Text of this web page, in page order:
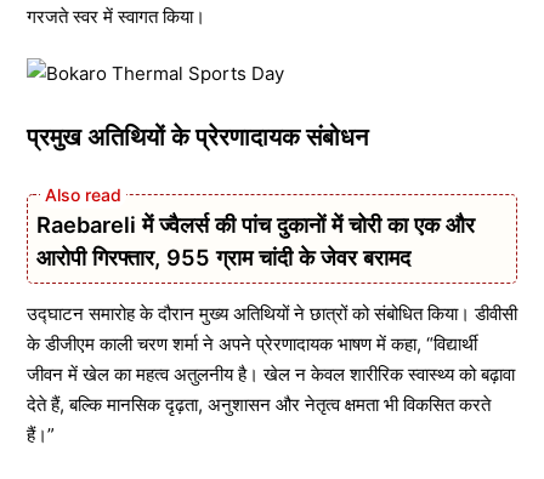
गरजते स्वर में स्वागत किया।
प्रमुख अतिथियों के प्रेरणादायक संबोधन
Raebareli में ज्वैलर्स की पांच दुकानों में चोरी का एक और
आरोपी गिरफ्तार, 955 ग्राम चांदी के जेवर बरामद
उद्घाटन समारोह के दौरान मुख्य अतिथियों ने छात्रों को संबोधित किया। डीवीसी
के डीजीएम काली चरण शर्मा ने अपने प्रेरणादायक भाषण में कहा, “विद्यार्थी
जीवन में खेल का महत्व अतुलनीय है। खेल न केवल शारीरिक स्वास्थ्य को बढ़ावा
देते हैं, बल्कि मानसिक दृढ़ता, अनुशासन और नेतृत्व क्षमता भी विकसित करते
हैं।”